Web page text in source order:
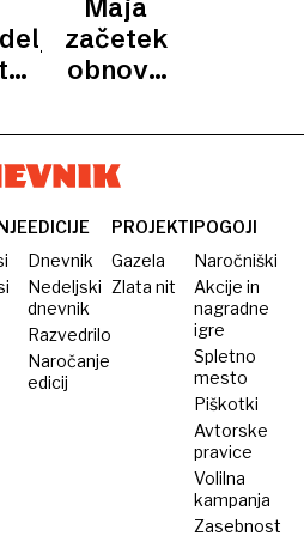
v
Maja
začetek
obnove
ceste
Kočevje–
Ljubljana
EDICIJE
Dnevnik
Nedeljski
dnevnik
Razvedrilo
Naročanje
edicij
PROJEKTI
Gazela
Zlata nit
POGOJI
Naročniški
Akcije in
nagradne
igre
Spletno
mesto
Piškotki
Avtorske
pravice
Volilna
kampanja
Zasebnost